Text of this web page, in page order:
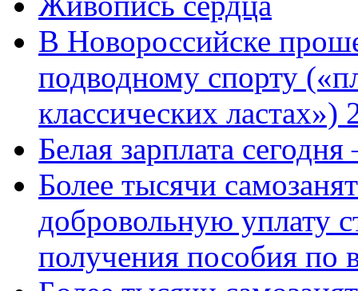
В Новороссийске
подводному спорту
классических ластах»)
Белая зарплата
Более тысячи
добровольную уплату
получения пособия по